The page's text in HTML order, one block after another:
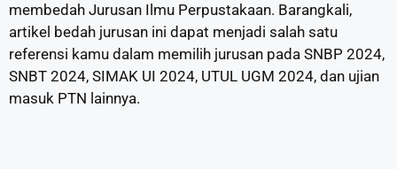
membedah Jurusan Ilmu Perpustakaan. Barangkali,
artikel bedah jurusan ini dapat menjadi salah satu
referensi kamu dalam memilih jurusan pada SNBP 2024,
SNBT 2024, SIMAK UI 2024, UTUL UGM 2024, dan ujian
masuk PTN lainnya.